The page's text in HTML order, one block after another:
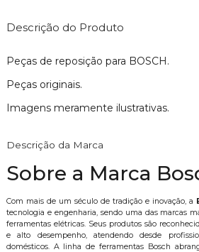
Descrição do Produto
Peças de reposição para BOSCH.
Peças originais.
Imagens meramente ilustrativas.
Descrição da Marca
Sobre a Marca
Com mais de um século de tradição e inovação, a
tecnologia e engenharia, sendo uma das marcas
ferramentas elétricas. Seus produtos são
e alto desempenho, atendendo desde
domésticos. A linha de ferramentas Bosch